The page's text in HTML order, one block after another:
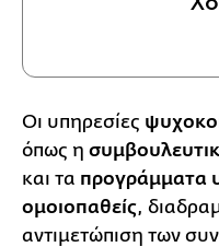
Οι υπηρεσίες
όπως η
και τα προγράμματα
ομοιοπαθείς,
αντιμετώπιση των